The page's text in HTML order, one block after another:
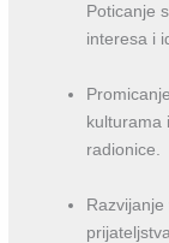
Poticanje
interesa i
kulturama
radionice.